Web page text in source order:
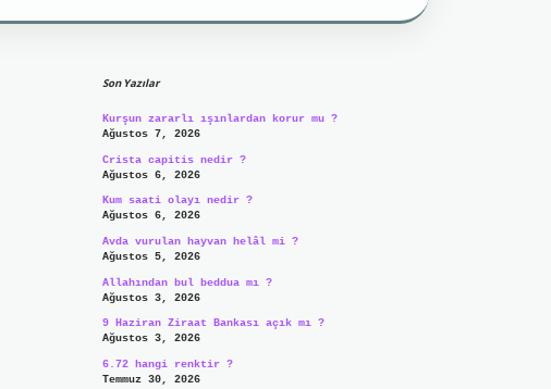
Son Yazılar
Kurşun zararlı ışınlardan korur mu ?
Ağustos 7, 2026
Crista capitis nedir ?
Ağustos 6, 2026
Kum saati olayı nedir ?
Ağustos 6, 2026
Avda vurulan hayvan helâl mi ?
Ağustos 5, 2026
Allahından bul beddua mı ?
Ağustos 3, 2026
9 Haziran Ziraat Bankası açık mı ?
Ağustos 3, 2026
6.72 hangi renktir ?
Temmuz 30, 2026